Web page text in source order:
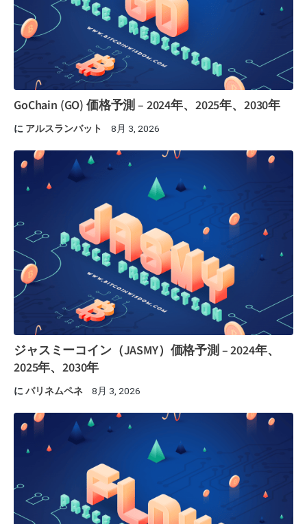
GoChain (GO) 価格予測 – 2024年、2025年、2030年
に アルスランバット 8月 3, 2026
ジャスミーコイン（JASMY）価格予測 – 2024年、
2025年、2030年
にバリネムペネ 8月 3, 2026